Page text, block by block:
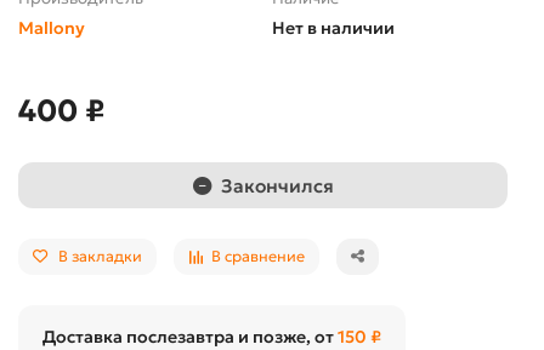
Mallony Нет в наличии
400 ₽
Закончился
В закладки В сравнение
Доставка послезавтра и позже, от150 ₽